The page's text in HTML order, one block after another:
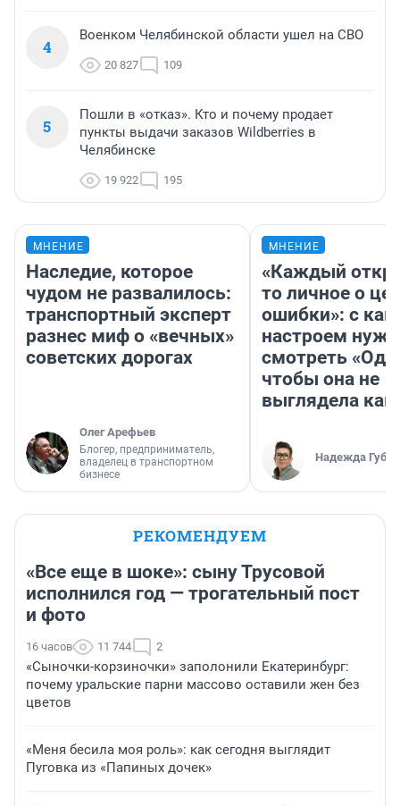
4
Военком Челябинской области ушел на СВО
20 827 109
5
Пошли в «отказ». Кто и почему продает
пункты выдачи заказов Wildberries в
Челябинске
19 922 195
МНЕНИЕ
Наследие, которое
чудом не развалилось:
транспортный эксперт
разнес миф о «вечных»
советских дорогах
Олег Арефьев
Блогер, предприниматель,
владелец в транспортном
бизнесе
МНЕНИЕ
«Каждый
то личное о
ошибки»: с
настроем
смотреть
чтобы она не
выглядела как
Надежда
РЕКОМЕНДУЕМ
«Все еще в шоке»: сыну Трусовой
исполнился год — трогательный пост
и фото
16 часов 11 744 2
«Сыночки-корзиночки» заполонили Екатеринбург:
почему уральские парни массово оставили жен без
цветов
«Меня бесила моя роль»: как сегодня выглядит
Пуговка из «Папиных дочек»